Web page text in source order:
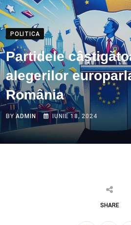
POLITICA
Partidele
alegerilor
România
BYADMIN IUNIE 18, 2024
SHARE